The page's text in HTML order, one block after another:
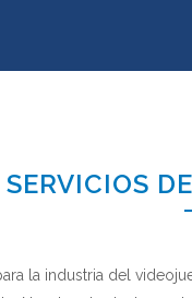
SERVICIOS
la industria del